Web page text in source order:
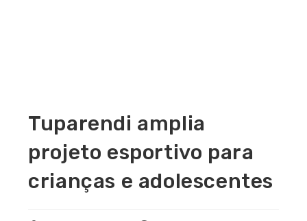
Tuparendi amplia
projeto esportivo para
crianças e adolescentes